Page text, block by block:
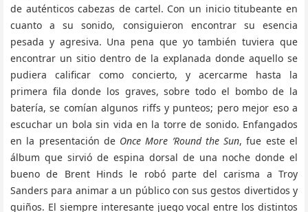
de auténticos cabezas de cartel. Con un inicio titubeante en
cuanto a su sonido, consiguieron encontrar su esencia
pesada y agresiva. Una pena que yo también tuviera que
encontrar un sitio dentro de la explanada donde aquello se
pudiera calificar como concierto, y acercarme hasta la
primera fila donde los graves, sobre todo el bombo de la
batería, se comían algunos riffs y punteos; pero mejor eso a
escuchar un bola sin vida en la torre de sonido. Enfangados
en la presentación de Once More ’Round the Sun, fue este el
álbum que sirvió de espina dorsal de una noche donde el
bueno de Brent Hinds le robó parte del carisma a Troy
Sanders para animar a un público con sus gestos divertidos y
guiños. El siempre interesante juego vocal entre los distintos